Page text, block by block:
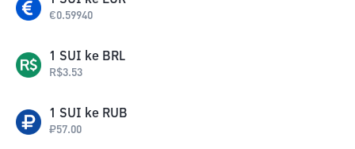
€0.59940
1 SUI ke BRL
R$3.53
1 SUI ke RUB
₽57.00